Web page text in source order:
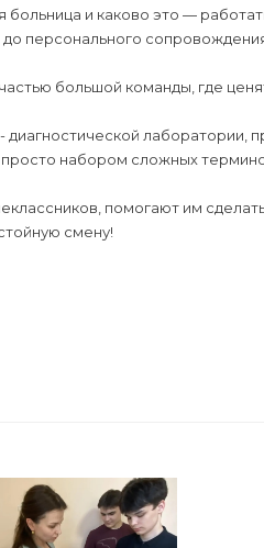
и каково это —
персонального
большой команды, где
диагностической лаборатории,
набором сложных
помогают им
смену!